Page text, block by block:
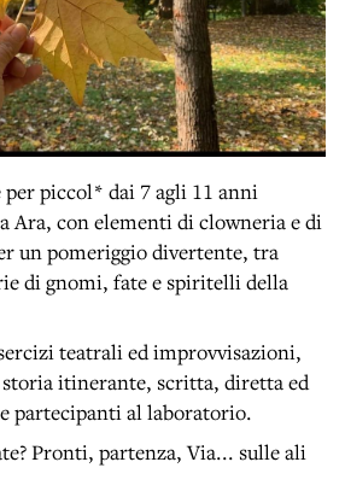
piccol* dai 7 agli 11 anni
Ara, con elementi di clowneria e di
un pomeriggio divertente, tra
di gnomi, fate e spiritelli della
teatrali ed improvvisazioni,
itinerante, scritta, diretta ed
partecipanti al laboratorio.
Pronti, partenza, Via... sulle ali